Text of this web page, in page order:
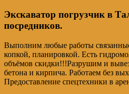
Экскаватор погрузчик в
посредников.
Выполним любые работы связанные
копкой, планировкой. Есть
объёмов скидки!!!Разрушим и
бетона и кирпича. Работаем без
Предоставление спецтехники в